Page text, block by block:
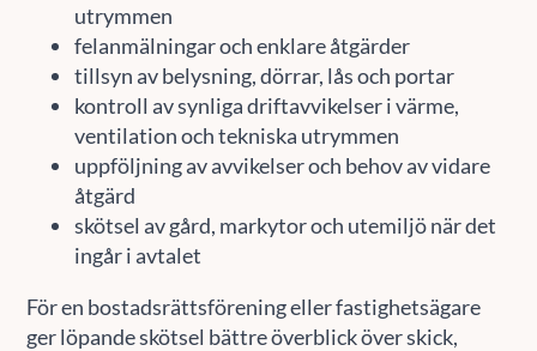
utrymmen
felanmälningar och enklare åtgärder
tillsyn av belysning, dörrar, lås och portar
kontroll av synliga driftavvikelser i värme,
ventilation och tekniska utrymmen
uppföljning av avvikelser och behov av vidare
åtgärd
skötsel av gård, markytor och utemiljö när det
ingår i avtalet
För en bostadsrättsförening eller fastighetsägare
ger löpande skötsel bättre överblick över skick,